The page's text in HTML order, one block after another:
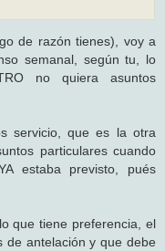
de razón tienes), voy a
semanal, según tu, lo
no quiera asuntos
servicio, que es la otra
particulares cuando
estaba previsto, pués
que tiene preferencia, el
de antelación y que debe